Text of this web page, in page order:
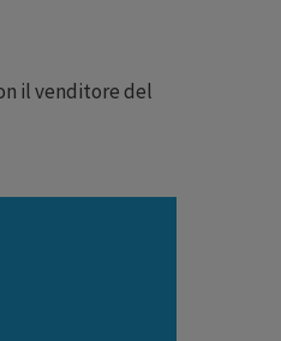
il venditore del